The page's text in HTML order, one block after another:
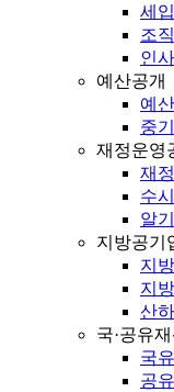
세
조
인
예산공개
예
중
재정운영
재
수
알
지방공기
지
지
산
국·공유
국
공